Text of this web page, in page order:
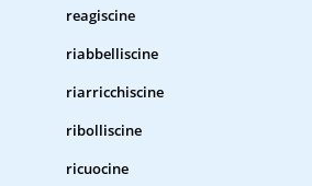
reagiscine
riabbelliscine
riarricchiscine
ribolliscine
ricuocine